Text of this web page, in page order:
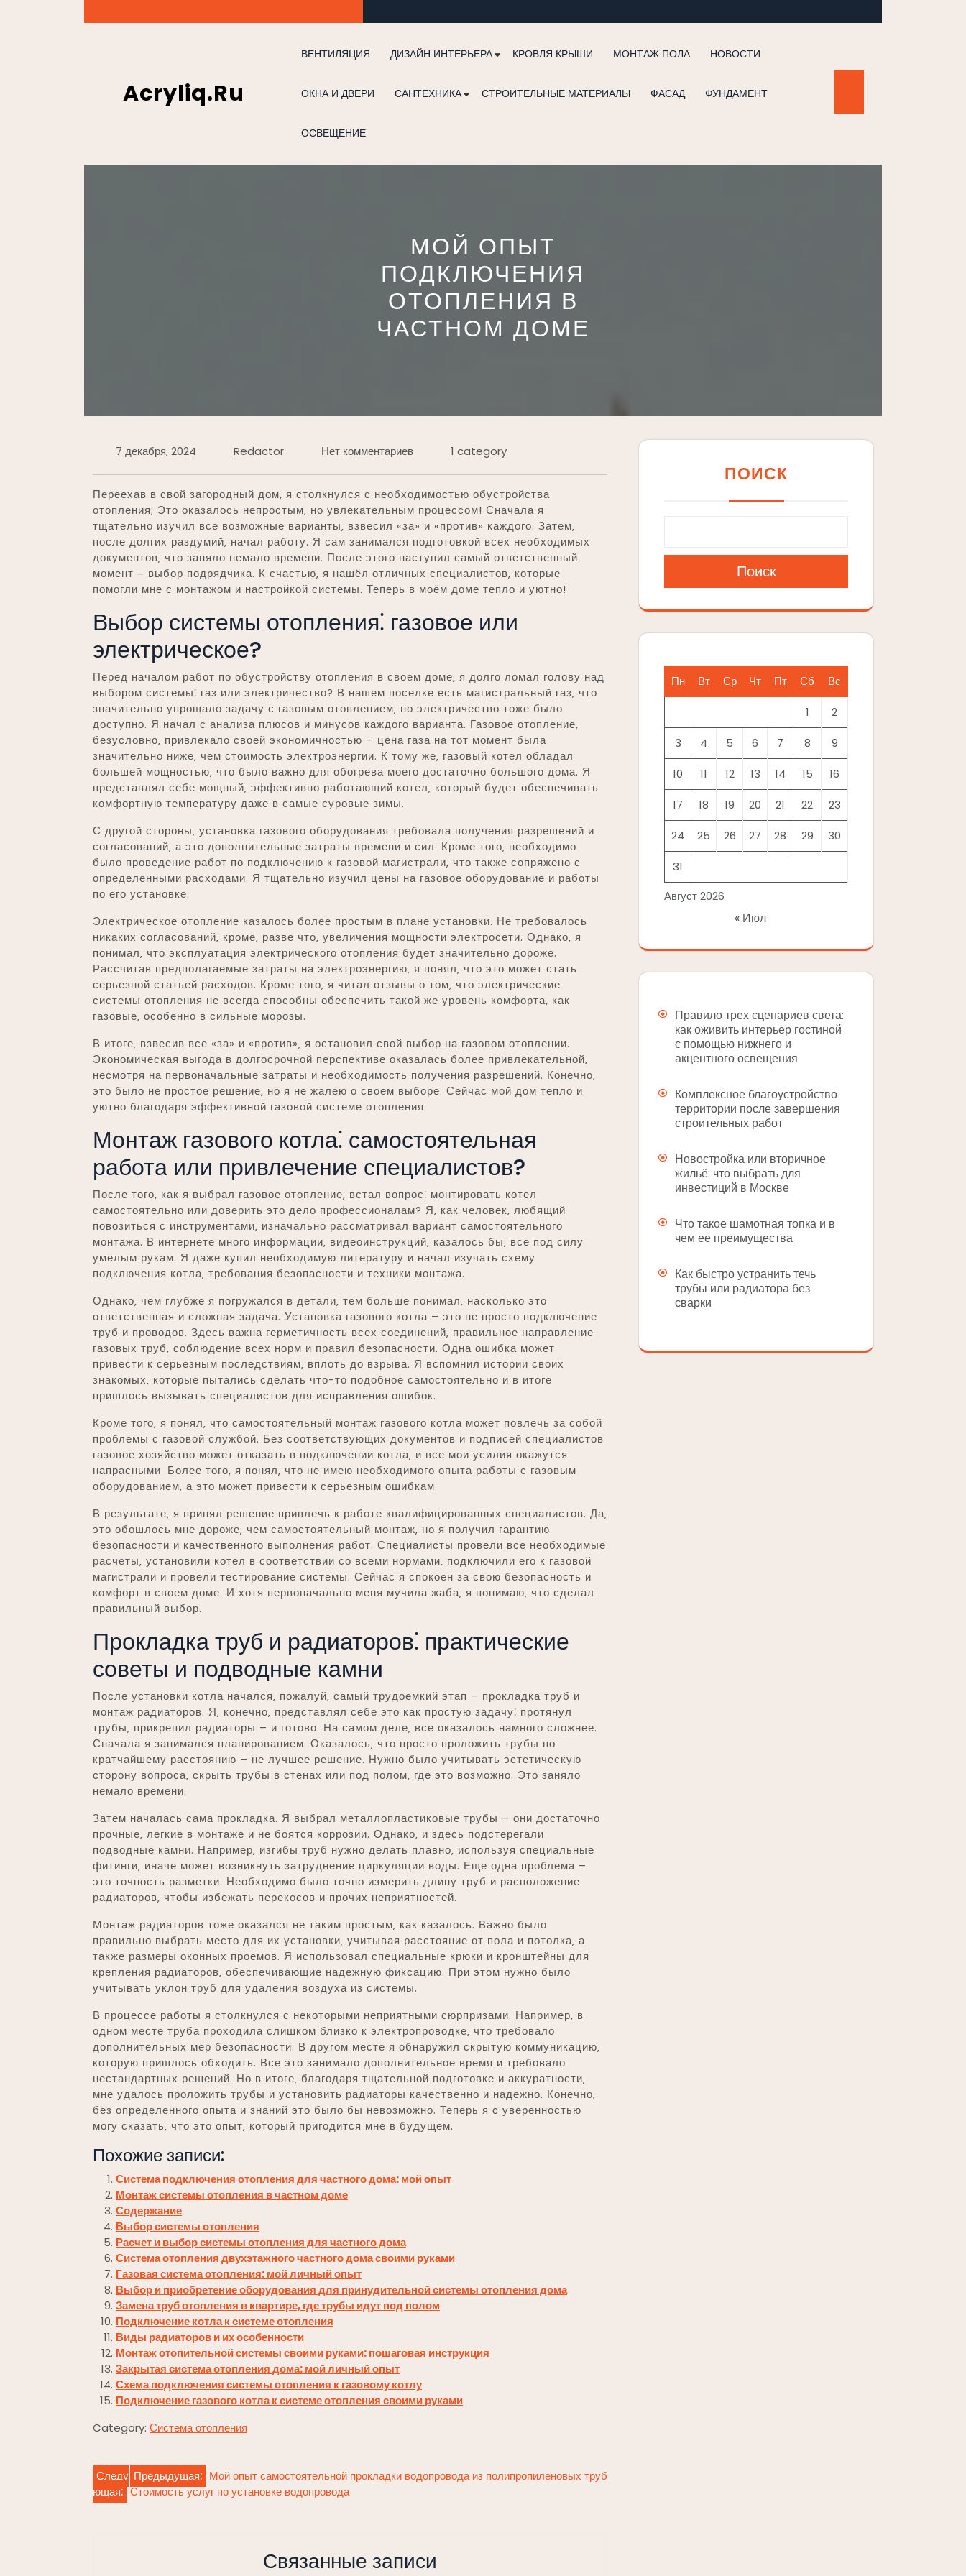
к
Acryliq.ru
ВЕНТИЛЯЦИЯ ДИЗАЙН ИНТЕРЬЕРА КРОВЛЯ КРЫШИ МОНТАЖ ПОЛА НОВОСТИ
ОКНА И ДВЕРИ САНТЕХНИКА СТРОИТЕЛЬНЫЕ МАТЕРИАЛЫ ФАСАД ФУНДАМЕНТ
ОСВЕЩЕНИЕ
МОЙ ОПЫТ
ПОДКЛЮЧЕНИЯ
ОТОПЛЕНИЯ В
ЧАСТНОМ ДОМЕ
7 декабря, 2024 Redactor Нет комментариев 1 category
Переехав в свой загородный дом‚ я столкнулся с необходимостью обустройства
отопления; Это оказалось непростым‚ но увлекательным процессом! Сначала я
тщательно изучил все возможные варианты‚ взвесил «за» и «против» каждого. Затем‚
после долгих раздумий‚ начал работу. Я сам занимался подготовкой всех необходимых
документов‚ что заняло немало времени. После этого наступил самый ответственный
момент ౼ выбор подрядчика. К счастью‚ я нашёл отличных специалистов‚ которые
помогли мне с монтажом и настройкой системы. Теперь в моём доме тепло и уютно!
Выбор системы отопления⁚ газовое или
электрическое?
Перед началом работ по обустройству отопления в своем доме‚ я долго ломал голову над
выбором системы⁚ газ или электричество? В нашем поселке есть магистральный газ‚ что
значительно упрощало задачу с газовым отоплением‚ но электричество тоже было
доступно. Я начал с анализа плюсов и минусов каждого варианта. Газовое отопление‚
безусловно‚ привлекало своей экономичностью – цена газа на тот момент была
значительно ниже‚ чем стоимость электроэнергии. К тому же‚ газовый котел обладал
большей мощностью‚ что было важно для обогрева моего достаточно большого дома. Я
представлял себе мощный‚ эффективно работающий котел‚ который будет обеспечивать
комфортную температуру даже в самые суровые зимы.
С другой стороны‚ установка газового оборудования требовала получения разрешений и
согласований‚ а это дополнительные затраты времени и сил. Кроме того‚ необходимо
было проведение работ по подключению к газовой магистрали‚ что также сопряжено с
определенными расходами. Я тщательно изучил цены на газовое оборудование и работы
по его установке.
Электрическое отопление казалось более простым в плане установки. Не требовалось
никаких согласований‚ кроме‚ разве что‚ увеличения мощности электросети. Однако‚ я
понимал‚ что эксплуатация электрического отопления будет значительно дороже.
Рассчитав предполагаемые затраты на электроэнергию‚ я понял‚ что это может стать
серьезной статьей расходов. Кроме того‚ я читал отзывы о том‚ что электрические
системы отопления не всегда способны обеспечить такой же уровень комфорта‚ как
газовые‚ особенно в сильные морозы.
В итоге‚ взвесив все «за» и «против»‚ я остановил свой выбор на газовом отоплении.
Экономическая выгода в долгосрочной перспективе оказалась более привлекательной‚
несмотря на первоначальные затраты и необходимость получения разрешений. Конечно‚
это было не простое решение‚ но я не жалею о своем выборе. Сейчас мой дом тепло и
уютно благодаря эффективной газовой системе отопления.
Монтаж газового котла⁚ самостоятельная
работа или привлечение специалистов?
После того‚ как я выбрал газовое отопление‚ встал вопрос⁚ монтировать котел
самостоятельно или доверить это дело профессионалам? Я‚ как человек‚ любящий
повозиться с инструментами‚ изначально рассматривал вариант самостоятельного
монтажа. В интернете много информации‚ видеоинструкций‚ казалось бы‚ все под силу
умелым рукам. Я даже купил необходимую литературу и начал изучать схему
подключения котла‚ требования безопасности и техники монтажа.
Однако‚ чем глубже я погружался в детали‚ тем больше понимал‚ насколько это
ответственная и сложная задача. Установка газового котла – это не просто подключение
труб и проводов. Здесь важна герметичность всех соединений‚ правильное направление
газовых труб‚ соблюдение всех норм и правил безопасности. Одна ошибка может
привести к серьезным последствиям‚ вплоть до взрыва. Я вспомнил истории своих
знакомых‚ которые пытались сделать что-то подобное самостоятельно и в итоге
пришлось вызывать специалистов для исправления ошибок.
Кроме того‚ я понял‚ что самостоятельный монтаж газового котла может повлечь за собой
проблемы с газовой службой. Без соответствующих документов и подписей специалистов
газовое хозяйство может отказать в подключении котла‚ и все мои усилия окажутся
напрасными. Более того‚ я понял‚ что не имею необходимого опыта работы с газовым
оборудованием‚ а это может привести к серьезным ошибкам.
В результате‚ я принял решение привлечь к работе квалифицированных специалистов. Да‚
это обошлось мне дороже‚ чем самостоятельный монтаж‚ но я получил гарантию
безопасности и качественного выполнения работ. Специалисты провели все необходимые
расчеты‚ установили котел в соответствии со всеми нормами‚ подключили его к газовой
магистрали и провели тестирование системы. Сейчас я спокоен за свою безопасность и
комфорт в своем доме. И хотя первоначально меня мучила жаба‚ я понимаю‚ что сделал
правильный выбор.
Прокладка труб и радиаторов⁚ практические
советы и подводные камни
После установки котла начался‚ пожалуй‚ самый трудоемкий этап – прокладка труб и
монтаж радиаторов. Я‚ конечно‚ представлял себе это как простую задачу⁚ протянул
трубы‚ прикрепил радиаторы – и готово. На самом деле‚ все оказалось намного сложнее.
Сначала я занимался планированием. Оказалось‚ что просто проложить трубы по
кратчайшему расстоянию – не лучшее решение. Нужно было учитывать эстетическую
сторону вопроса‚ скрыть трубы в стенах или под полом‚ где это возможно. Это заняло
немало времени.
Затем началась сама прокладка. Я выбрал металлопластиковые трубы – они достаточно
прочные‚ легкие в монтаже и не боятся коррозии. Однако‚ и здесь подстерегали
подводные камни. Например‚ изгибы труб нужно делать плавно‚ используя специальные
фитинги‚ иначе может возникнуть затруднение циркуляции воды. Еще одна проблема –
это точность разметки. Необходимо было точно измерить длину труб и расположение
радиаторов‚ чтобы избежать перекосов и прочих неприятностей.
Монтаж радиаторов тоже оказался не таким простым‚ как казалось. Важно было
правильно выбрать место для их установки‚ учитывая расстояние от пола и потолка‚ а
также размеры оконных проемов. Я использовал специальные крюки и кронштейны для
крепления радиаторов‚ обеспечивающие надежную фиксацию. При этом нужно было
учитывать уклон труб для удаления воздуха из системы.
В процессе работы я столкнулся с некоторыми неприятными сюрпризами. Например‚ в
одном месте труба проходила слишком близко к электропроводке‚ что требовало
дополнительных мер безопасности. В другом месте я обнаружил скрытую коммуникацию‚
которую пришлось обходить. Все это занимало дополнительное время и требовало
нестандартных решений. Но в итоге‚ благодаря тщательной подготовке и аккуратности‚
мне удалось проложить трубы и установить радиаторы качественно и надежно. Конечно‚
без определенного опыта и знаний это было бы невозможно. Теперь я с уверенностью
могу сказать‚ что это опыт‚ который пригодится мне в будущем.
Похожие записи:
Система подключения отопления для частного дома: мой опыт
Монтаж системы отопления в частном доме
Содержание
Выбор системы отопления
Расчет и выбор системы отопления для частного дома
Система отопления двухэтажного частного дома своими руками
Газовая система отопления: мой личный опыт
Выбор и приобретение оборудования для принудительной системы отопления дома
Замена труб отопления в квартире, где трубы идут под полом
Подключение котла к системе отопления
Виды радиаторов и их особенности
Монтаж отопительной системы своими руками: пошаговая инструкция
Закрытая система отопления дома: мой личный опыт
Схема подключения системы отопления к газовому котлу
Подключение газового котла к системе отопления своими руками
Category: Система отопления
Навигация
по
Предыдущая: Мой опыт самостоятельной прокладки водопровода из полипропиленовых труб
Следу
ющая: Стоимость услуг по установке водопровода
Связанные записи
ПОИСК
Поиск
Август 2026
Пн Вт Ср Чт Пт Сб Вс
1 2
3 4 5 6 7 8 9
10 11 12 13 14 15 16
17 18 19 20 21 22 23
24 25 26 27 28 29 30
31
« Июл
Правило трех сценариев света:
как оживить интерьер гостиной
с помощью нижнего и
акцентного освещения
Комплексное благоустройство
территории после завершения
строительных работ
Новостройка или вторичное
жильё: что выбрать для
инвестиций в Москве
Что такое шамотная топка и в
чем ее преимущества
Как быстро устранить течь
трубы или радиатора без
сварки